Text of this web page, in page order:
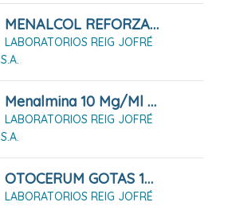
MENALCOL REFORZADO ALCOHOL 70º CON CLORHEXIDINA
LABORATORIOS REIG JOFRÉ
S.A.
Menalmina 10 Mg/ml Solución Cutánea
LABORATORIOS REIG JOFRÉ
S.A.
OTOCERUM GOTAS 10 ML
LABORATORIOS REIG JOFRÉ